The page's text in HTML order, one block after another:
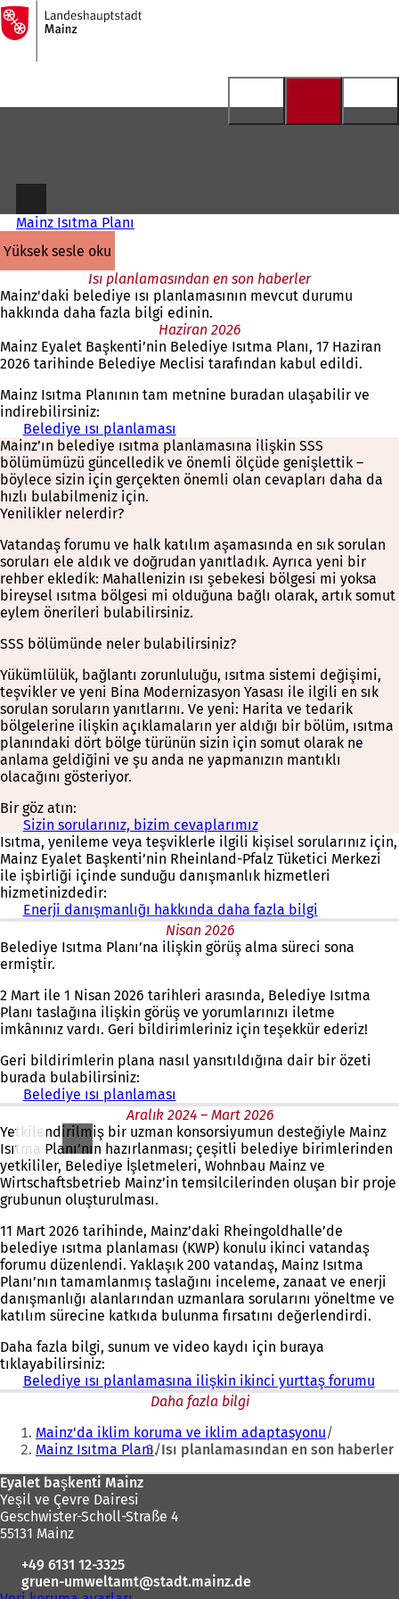
İçeriğe atla
Ana
sayfaya
Mainz Isıtma Planı
yüksek sesle oku
Isı planlamasından en son haberler
Mainz'daki belediye ısı planlamasının mevcut durumu
hakkında daha fazla bilgi edinin.
Haziran 2026
Mainz Eyalet Başkenti’nin Belediye Isıtma Planı, 17 Haziran
2026 tarihinde Belediye Meclisi tarafından kabul edildi.
Mainz Isıtma Planının tam metnine buradan ulaşabilir ve
indirebilirsiniz:
Belediye ısı planlaması
Mainz’ın belediye ısıtma planlamasına ilişkin SSS
bölümümüzü güncelledik ve önemli ölçüde genişlettik –
böylece sizin için gerçekten önemli olan cevapları daha da
hızlı bulabilmeniz için.
Yenilikler nelerdir?
Vatandaş forumu ve halk katılım aşamasında en sık sorulan
soruları ele aldık ve doğrudan yanıtladık. Ayrıca yeni bir
rehber ekledik: Mahallenizin ısı şebekesi bölgesi mi yoksa
bireysel ısıtma bölgesi mi olduğuna bağlı olarak, artık somut
eylem önerileri bulabilirsiniz.
SSS bölümünde neler bulabilirsiniz?
Yükümlülük, bağlantı zorunluluğu, ısıtma sistemi değişimi,
teşvikler ve yeni Bina Modernizasyon Yasası ile ilgili en sık
sorulan soruların yanıtlarını. Ve yeni: Harita ve tedarik
bölgelerine ilişkin açıklamaların yer aldığı bir bölüm, ısıtma
planındaki dört bölge türünün sizin için somut olarak ne
anlama geldiğini ve şu anda ne yapmanızın mantıklı
olacağını gösteriyor.
Bir göz atın:
Sizin sorularınız, bizim cevaplarımız
Isıtma, yenileme veya teşviklerle ilgili kişisel sorularınız için,
Mainz Eyalet Başkenti’nin Rheinland-Pfalz Tüketici Merkezi
ile işbirliği içinde sunduğu danışmanlık hizmetleri
hizmetinizdedir:
Enerji danışmanlığı hakkında daha fazla bilgi
Nisan 2026
Belediye Isıtma Planı’na ilişkin görüş alma süreci sona
ermiştir.
2 Mart ile 1 Nisan 2026 tarihleri arasında, Belediye Isıtma
Planı taslağına ilişkin görüş ve yorumlarınızı iletme
imkânınız vardı. Geri bildirimleriniz için teşekkür ederiz!
Geri bildirimlerin plana nasıl yansıtıldığına dair bir özeti
burada bulabilirsiniz:
Belediye ısı planlaması
Aralık 2024 – Mart 2026
Yetkilendirilmiş bir uzman konsorsiyumun desteğiyle Mainz
Isıtma Planı’nın hazırlanması; çeşitli belediye birimlerinden
yetkililer, Belediye İşletmeleri, Wohnbau Mainz ve
Wirtschaftsbetrieb Mainz’in temsilcilerinden oluşan bir proje
grubunun oluşturulması.
11 Mart 2026 tarihinde, Mainz’daki Rheingoldhalle’de
belediye ısıtma planlaması (KWP) konulu ikinci vatandaş
forumu düzenlendi. Yaklaşık 200 vatandaş, Mainz Isıtma
Planı’nın tamamlanmış taslağını inceleme, zanaat ve enerji
danışmanlığı alanlarından uzmanlara sorularını yöneltme ve
katılım sürecine katkıda bulunma fırsatını değerlendirdi.
Daha fazla bilgi, sunum ve video kaydı için buraya
tıklayabilirsiniz:
Belediye ısı planlamasına ilişkin ikinci yurttaş forumu
Daha fazla bilgi
Buradasınız:
Mainz'da iklim koruma ve iklim adaptasyonu
Mainz Isıtma Planı Isı planlamasından en son haberler
Ayak
bölgesi
Eyalet başkenti Mainz
Yeşil ve Çevre Dairesi
Geschwister-Scholl-Straße 4
55131 Mainz
+49 6131 12-3325
gruen-umweltamt
stadt.mainz de